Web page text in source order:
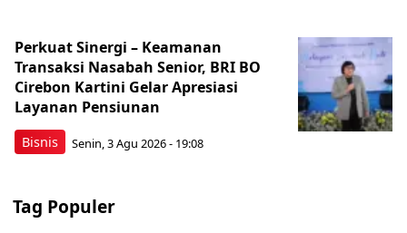
Bisnis
Perkuat Sinergi – Keamanan
Transaksi Nasabah Senior, BRI BO
Cirebon Kartini Gelar Apresiasi
Layanan Pensiunan
Senin, 3 Agu 2026 - 19:08
Tag Populer